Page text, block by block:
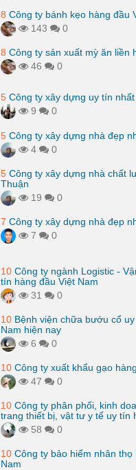
8 Công ty bánh kẹo hàng đầu
143
0
8 Công ty sản xuất mỳ ăn liền
46
0
5 Công ty xây dựng uy tín
9
0
5 Công ty xây dựng nhà đẹp
4
0
5 Công ty xây dựng nhà chất
Thuận
19
0
7 Công ty xây dựng nhà đẹp
7
0
10 Công ty ngành Logistic -
tín hàng đầu Việt Nam
31
0
10 Bệnh viện chữa bướu cổ
Nam hiện nay
6
0
10 Công ty xuất khẩu gạo
47
0
10 Công ty phân phối, kinh
trang thiết bị, vật tư y tế uy tín
58
0
10 Công ty bảo hiểm nhân thọ
Nam